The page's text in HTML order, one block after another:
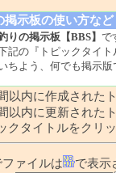
示板の使い方など
りの掲示板【BBS】 で
記の『トピックタイ
ちよう、何でも掲示
以内に作成された
以内に更新された
クタイトルをクリ
ファイルは
で表示